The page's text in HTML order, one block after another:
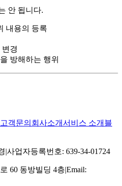
안 됩니다.
내용의 등록
경
방해하는 행위
고객문의 회사소개서비스 소개 블
|사업자등록번호: 639-34-01724
60 동방빌딩 4층|Email: